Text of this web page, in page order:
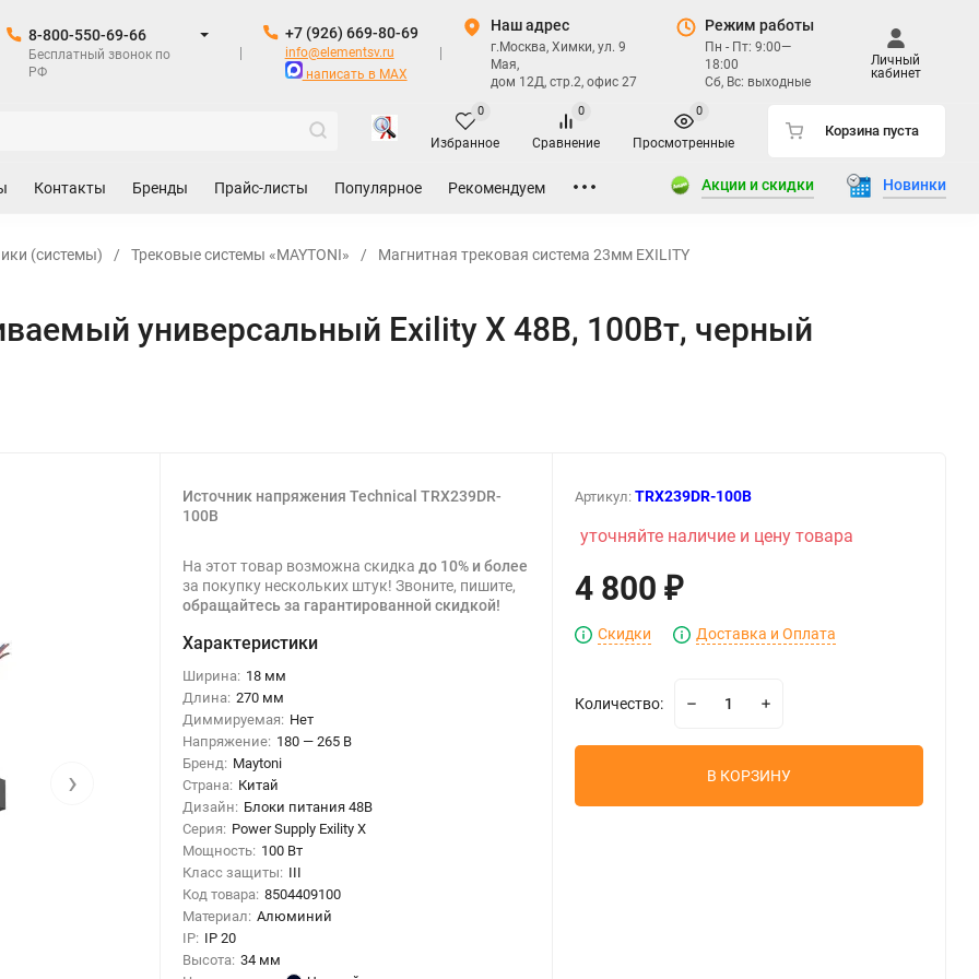
8-800-550-69-66
Бесплатный звонок по
РФ
+7 (926) 669-80-69
info@elementsv.ru
написать в MAX
Наш адрес
г.Москва, Химки, ул. 9
Мая,
дом 12Д, стр.2, офис 27
Режим работы
Пн - Пт: 9:00—
18:00
Сб, Вс: выходные
Личный
кабинет
Избранное
0
Сравнение
0
Просмотренные
0
Корзина пуста
Контакты Бренды Прайс-листы Популярное Рекомендуем Акции и скидки Новинки
(системы) / Трековые системы «MAYTONI» / Магнитная трековая система 23мм EXILITY
универсальный Exility X 48В, 100Вт, черный
›
Источник напряжения Technical TRX239DR-
100B
На этот товар возможна скидкадо 10% и более
за покупку нескольких штук! Звоните, пишите,
обращайтесь за гарантированной скидкой!
Характеристики
Ширина: 18 мм
Длина: 270 мм
Диммируемая: Нет
Напряжение: 180 — 265 В
Бренд: Maytoni
Страна: Китай
Дизайн: Блоки питания 48В
Серия: Power Supply Exility X
Мощность: 100 Вт
Класс защиты: III
Код товара: 8504409100
Материал: Алюминий
IP: IP 20
Высота: 34 мм
Артикул:TRX239DR-100B
уточняйте наличие и цену товара
4 800₽
Скидки Доставка и Оплата
Количество:
В КОРЗИНУ